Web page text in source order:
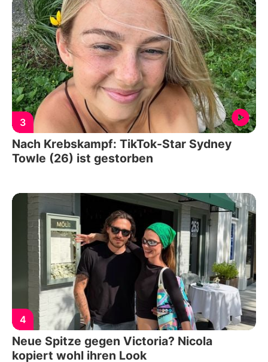
3
Nach Krebskampf: TikTok-Star Sydney
Towle (26) ist gestorben
4
Neue Spitze gegen Victoria? Nicola
kopiert wohl ihren Look